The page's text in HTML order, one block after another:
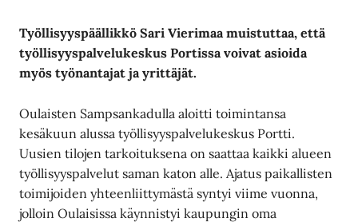
Työllisyyspäällikkö Sari Vierimaa muistuttaa, että
työllisyyspalvelukeskus Portissa voivat asioida
myös työnantajat ja yrittäjät.
Oulaisten Sampsankadulla aloitti toimintansa
kesäkuun alussa työllisyyspalvelukeskus Portti.
Uusien tilojen tarkoituksena on saattaa kaikki alueen
työllisyyspalvelut saman katon alle. Ajatus paikallisten
toimijoiden yhteenliittymästä syntyi viime vuonna,
jolloin Oulaisissa käynnistyi kaupungin oma